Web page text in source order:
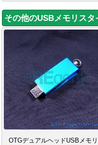
その他のUSBメモリスタ
OTGデュアルヘッドUSBメモリ